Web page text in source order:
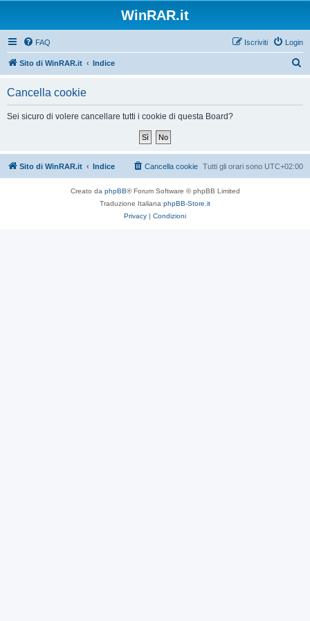
WinRAR.it
FAQ Login
Iscriviti
Sito di WinRAR.it Indice
Cancella cookie
Sei sicuro di volere cancellare tutti i cookie di questa Board?
Sito di WinRAR.it Indice Tutti gli orari sono UTC+02:00
Cancella cookie
Creato da phpBB® Forum Software © phpBB Limited
Traduzione Italiana phpBB-Store.it
Privacy | Condizioni